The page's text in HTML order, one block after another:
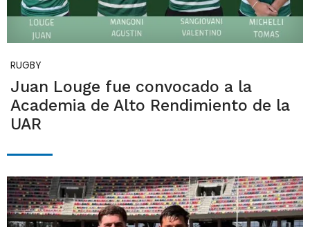
RUGBY
Juan Louge fue convocado a la
Academia de Alto Rendimiento de la
UAR